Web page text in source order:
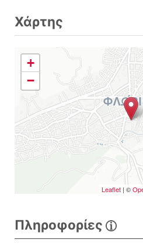
Χάρτης
+
−
Leaflet | ©
Πληροφορίες